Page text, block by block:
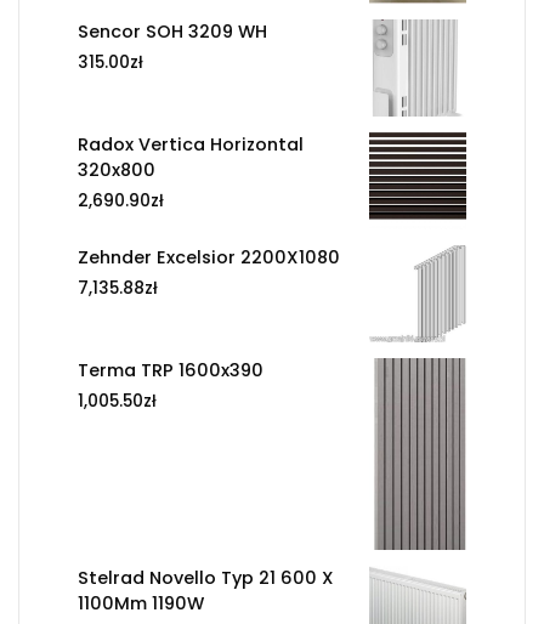
Sencor SOH 3209 WH
315.00zł
Radox Vertica Horizontal
320x800
2,690.90zł
Zehnder Excelsior 2200X1080
7,135.88zł
Terma TRP 1600x390
1,005.50zł
Stelrad Novello Typ 21 600 X
1100Mm 1190W